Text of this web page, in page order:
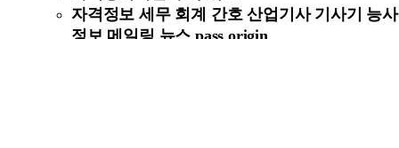
자격정보 세무 회계 간호 산업기사 기사기 능사
정보 메일링 뉴스 pass origin